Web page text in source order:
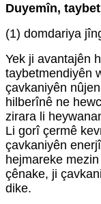
Duyemîn,
(1) domdariya
Yek ji avantajên
taybetmendiyên
çavkaniyên
hilberînê ne
zirara li
Li gorî çermê
çavkaniyên
hejmareke
çênake, ji
dike.